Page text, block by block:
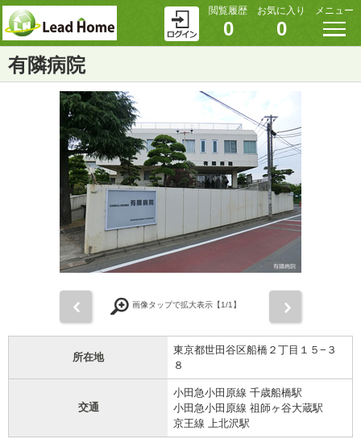
閲覧履歴
0
お気に入り
0
メニュー
有隣病院
画像タップで拡大表示【1/1】
所在地
東京都世田谷区船橋２丁目１５−３
８
交通
小田急小田原線 千歳船橋駅
小田急小田原線 祖師ヶ谷大蔵駅
京王線 上北沢駅